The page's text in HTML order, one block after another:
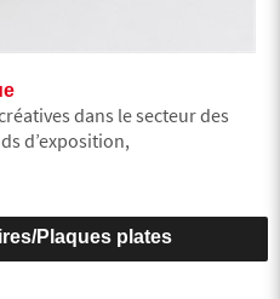
dans le secteur des
d’exposition,
Plaques plates